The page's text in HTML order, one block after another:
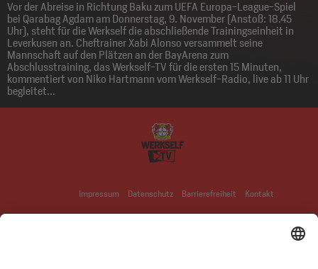
Vor der Abreise in Richtung Baku zum UEFA Europa-League-Spiel
bei Qarabag Agdam am Donnerstag, 9. November (Anstoß: 18.45
Uhr), steht für die Werkself die abschließende Trainingseinheit in
Leverkusen an. Cheftrainer Xabi Alonso versammelt seine
Mannschaft auf den Plätzen an der BayArena zum
Abschlusstraining, das Werkself-TV für die ersten 15 Minuten,
kommentiert von Niko Hartmann vom Werkself-Radio, live ab 11 Uhr
begleitet...
Impressum Datenschutz Barrierefreiheit Kontakt